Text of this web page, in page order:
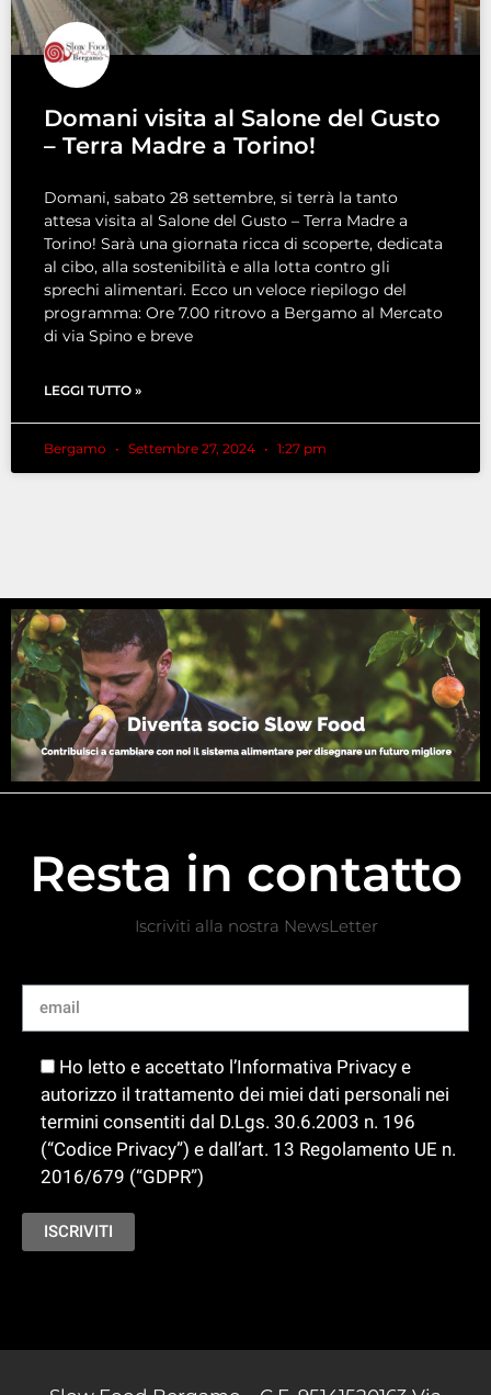
Domani visita al Salone del Gusto
– Terra Madre a Torino!
Domani, sabato 28 settembre, si terrà la tanto
attesa visita al Salone del Gusto – Terra Madre a
Torino! Sarà una giornata ricca di scoperte, dedicata
al cibo, alla sostenibilità e alla lotta contro gli
sprechi alimentari. Ecco un veloce riepilogo del
programma: Ore 7.00 ritrovo a Bergamo al Mercato
di via Spino e breve
LEGGI TUTTO »
Bergamo Settembre 27, 2024 1:27 pm
Resta in contatto
Iscriviti alla nostra NewsLetter
Ho letto e accettato l’Informativa Privacy e
autorizzo il trattamento dei miei dati personali nei
termini consentiti dal D.Lgs. 30.6.2003 n. 196
(“Codice Privacy”) e dall’art. 13 Regolamento UE n.
2016/679 (“GDPR”)